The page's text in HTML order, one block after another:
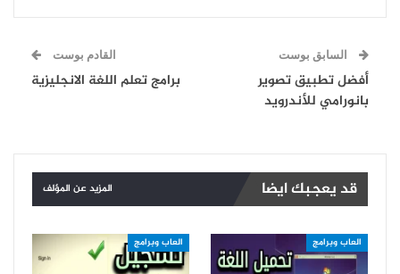
السابق بوست
أفضل تطبيق تصوير
بانورامي للأندرويد
القادم بوست
برامج تعلم اللغة الانجليزية
قد يعجبك ايضا المزيد عن المؤلف
العاب وبرامج العاب وبرامج